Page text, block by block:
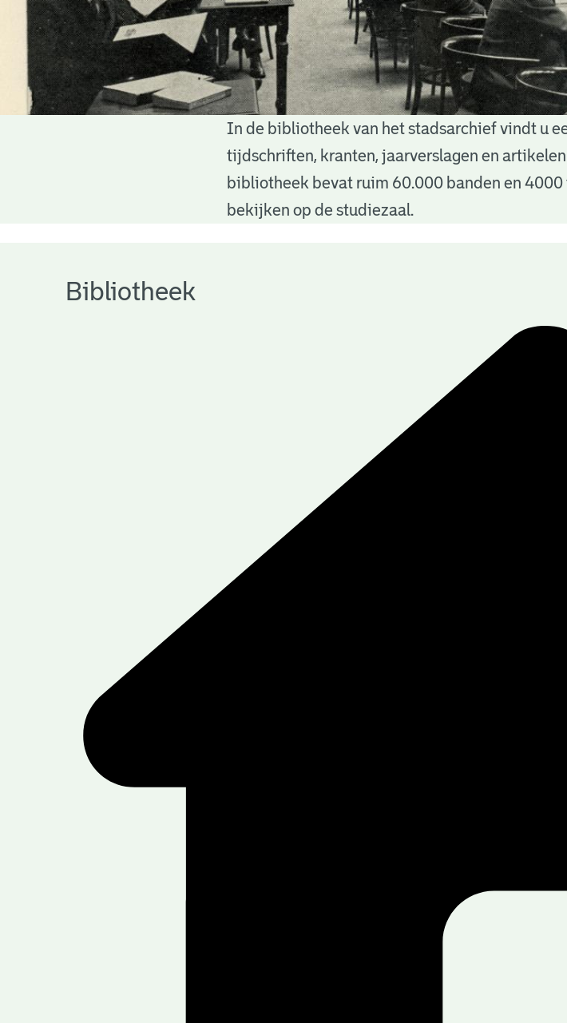
In de bibliotheek van het stadsarchief vindt u
tijdschriften, kranten, jaarverslagen en
bibliotheek bevat ruim 60.000 banden en
bekijken op de studiezaal.
Bibliotheek